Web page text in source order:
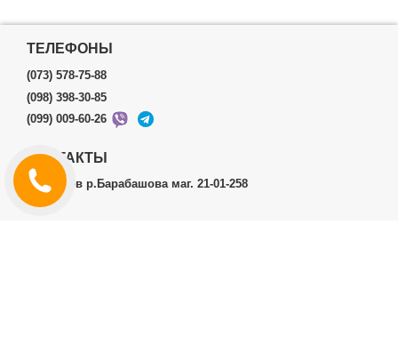
ТЕЛЕФОНЫ
(073) 578-75-88
(098) 398-30-85
(099) 009-60-26
КОНТАКТЫ
г.Харьков р.Барабашова маг. 21-01-258